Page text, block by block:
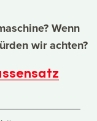
Wenn
wir achten?